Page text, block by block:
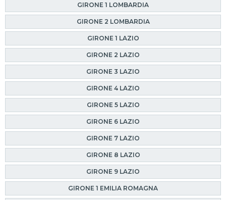
GIRONE 1 LOMBARDIA
GIRONE 2 LOMBARDIA
GIRONE 1 LAZIO
GIRONE 2 LAZIO
GIRONE 3 LAZIO
GIRONE 4 LAZIO
GIRONE 5 LAZIO
GIRONE 6 LAZIO
GIRONE 7 LAZIO
GIRONE 8 LAZIO
GIRONE 9 LAZIO
GIRONE 1 EMILIA ROMAGNA